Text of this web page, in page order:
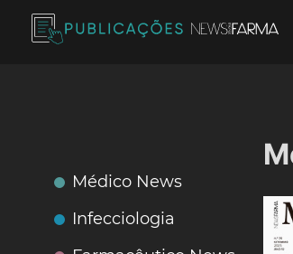
Médico News
Infecciologia